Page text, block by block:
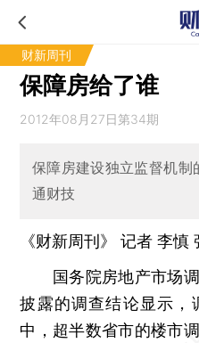
财新周刊
保障房给了谁
2012年08月27日第34期
保障房建设独立监督机
通财技
《财新周刊》 记者李慎
国务院房地产市场调
披露的调查结论显示，
中，超半数省市的楼市